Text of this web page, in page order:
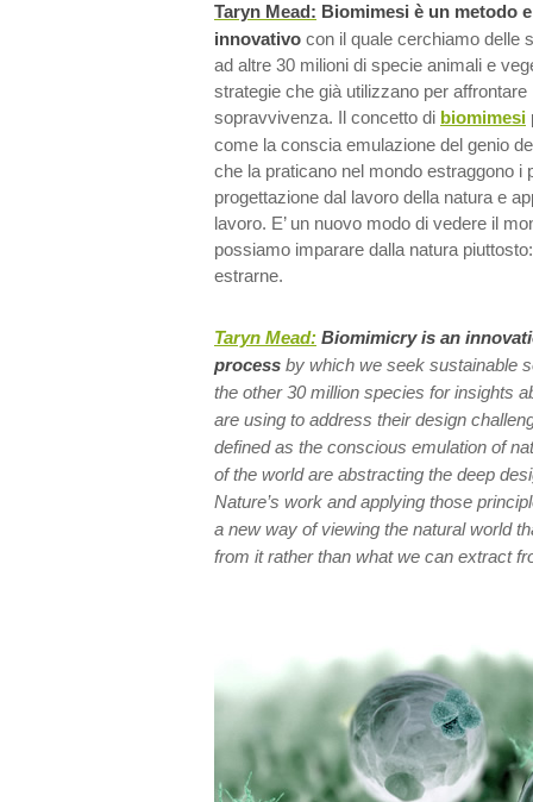
Taryn Mead: Biomimesi è un metodo
innovativo con il quale cerchiamo delle
ad altre 30 milioni di specie animali e
strategie che già utilizzano per affrontare
sopravvivenza. Il concetto di biomimesi
come la conscia emulazione del genio
che la praticano nel mondo estraggono i
progettazione dal lavoro della natura e
lavoro. E’ un nuovo modo di vedere il
possiamo imparare dalla natura
estrarne.
Taryn Mead: Biomimicry is an
process by which we seek sustainable
the other 30 million species for insights
are using to address their design
defined as the conscious emulation of
of the world are abstracting the deep
Nature’s work and applying those
a new way of viewing the natural world
from it rather than what we can extract